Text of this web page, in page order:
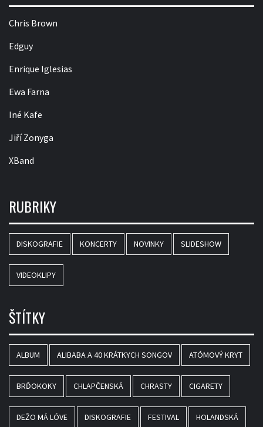
Chris Brown
Edguy
Enrique Iglesias
Ewa Farna
Iné Kafe
Jiří Zonyga
XBand
RUBRIKY
DISKOGRAFIE KONCERTY NOVINKY SLIDESHOW
VIDEOKLIPY
ŠTÍTKY
ALBUM ALIBABA A 40 KRÁTKYCH SONGOV ATÓMOVÝ KRYT
BRĎOKOKY CHLAPČENSKÁ CHRASTY CIGARETY
DEŽO MÁ LÓVE DISKOGRAFIE FESTIVAL HOLANDSKÁ